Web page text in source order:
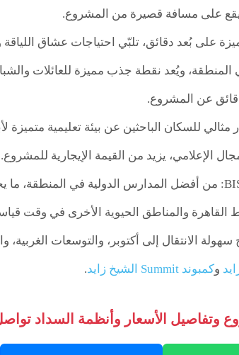
على مسافة قصيرة من المشروع.
على بُعد دقائق، تلبّي احتياجات عشاق اللياقة
المنطقة، ويُعد نقطة جذب مميزة للعائلات
عن المشروع.
الإعلامي، يزيد من القيمة الإيجارية للمشروع.
الانتقال إلى أكتوبر، والتوسعات الغربية،
وكمبوند Summit الشيخ زايد .
وتفاصيل الأسعار وأنظمة السداد